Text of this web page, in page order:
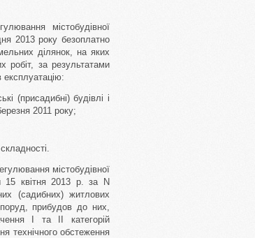
містобудівної
2013 року безоплатно
ділянок, на яких
робіт, за результатами
експлуатацію:
(присадибні) будівлі і
2011 року;
містобудівної
15 квітня 2013 р. за N
(садибних) житлових
прибудов до них,
I та II категорій
технічного обстеження